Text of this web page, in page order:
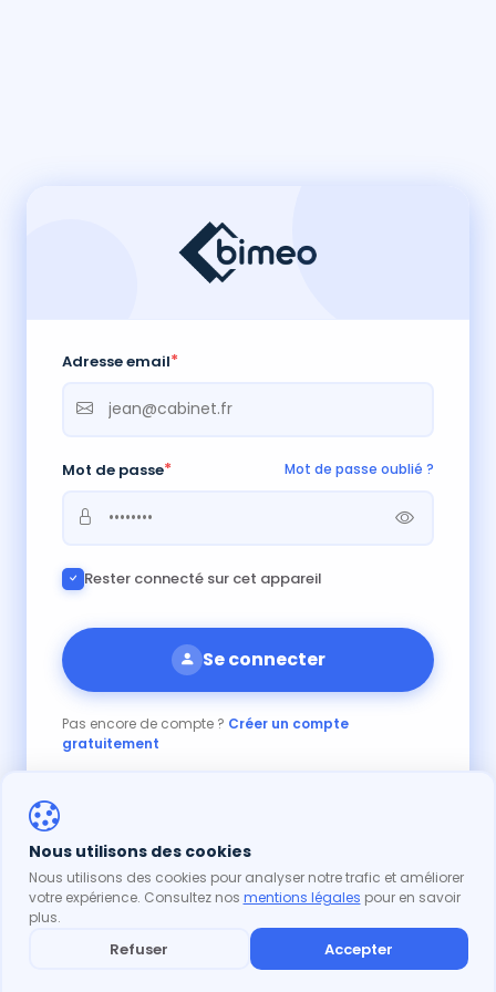
Adresse email*
Mot de passe* Mot de passe oublié ?
Rester connecté sur cet appareil
Se connecter
Pas encore de compte ? Créer un compte
gratuitement
Nous utilisons des cookies
Nous utilisons des cookies pour analyser notre trafic et améliorer
votre expérience. Consultez nos mentions légales pour en savoir
plus.
Refuser Accepter